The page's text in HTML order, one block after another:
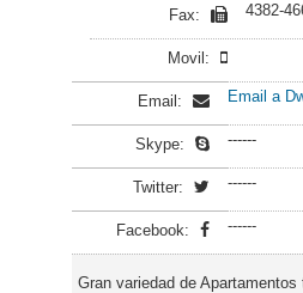
Fax: 4382-
Movil:
Email: Email a
Skype: ------
Twitter: ------
Facebook: ------
Gran variedad de